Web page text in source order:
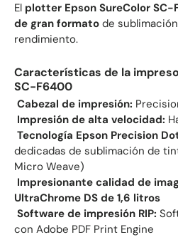
El plotter Epson SureColor
de gran formato de
rendimiento.
Características de la
SC-F6400
 Cabezal de impresión:
 Impresión de alta velocidad:
 Tecnología Epson Precision
dedicadas de sublimación de
Micro Weave)
 Impresionante calidad de
UltraChrome DS de 1,6 litros
 Software de impresión RIP:
con Adobe PDF Print Engine